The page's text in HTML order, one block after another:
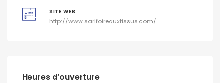
SITE WEB
http://www.sarlfoireauxtissus.com/
Heures d’ouverture